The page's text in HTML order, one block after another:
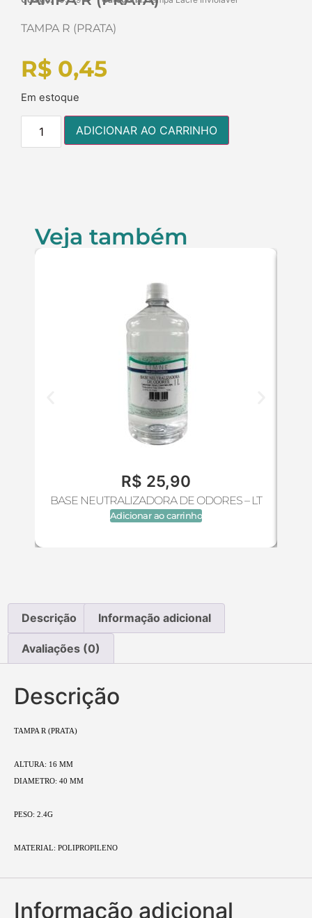
TAMPA R (PRATA)
R$ 0,45
Em estoque
ADICIONAR AO CARRINHO
Veja também
R$ 25,90
BASE NEUTRALIZADORA DE ODORES – LT
Adicionar ao carrinho
Descrição Informação adicional
Avaliações (0)
Descrição
TAMPA R (PRATA)
ALTURA: 16 MM
DIAMETRO: 40 MM
PESO: 2.4G
MATERIAL: POLIPROPILENO
Informação adicional